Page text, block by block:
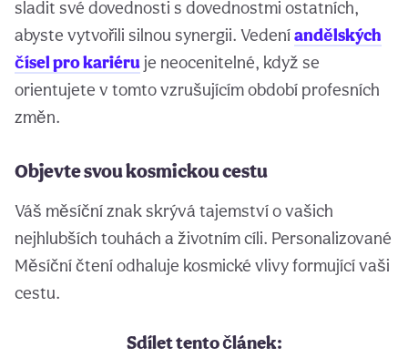
sladit své dovednosti s dovednostmi ostatních,
abyste vytvořili silnou synergii. Vedeníandělských
čísel pro kariéruje neocenitelné, když se
orientujete v tomto vzrušujícím období profesních
změn.
Objevte svou kosmickou cestu
Váš měsíční znak skrývá tajemství o vašich
nejhlubších touhách a životním cíli. Personalizované
Měsíční čtení odhaluje kosmické vlivy formující vaši
cestu.
Sdílet tento článek: